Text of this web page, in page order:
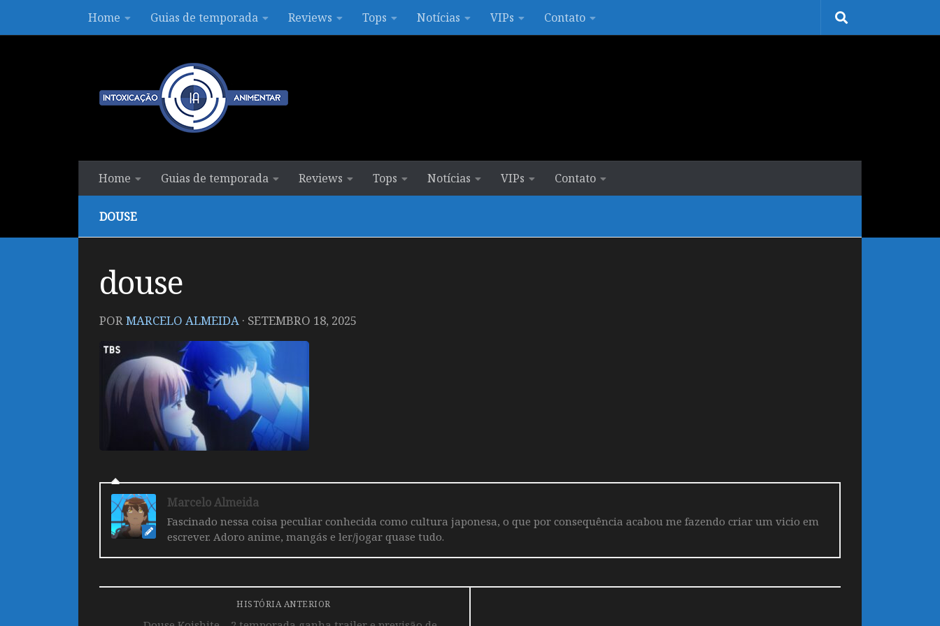
Skip to contentHome Guias de temporada Reviews Tops Notícias VIPs Contato
Home Guias de temporada Reviews Tops Notícias VIPs Contato
DOUSE
douse
PORMARCELO ALMEIDA · SETEMBRO 18, 2025
Marcelo Almeida
Fascinado nessa coisa peculiar conhecida como cultura japonesa, o que por consequência acabou me fazendo criar um vicio em
escrever. Adoro anime, mangás e ler/jogar quase tudo.
HISTÓRIA ANTERIOR